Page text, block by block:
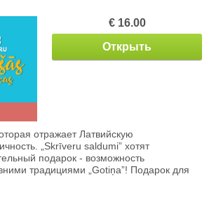
€ 16.00
Открыть
отражает Латвийскую
„Skrīveru saldumi” хотят
подарок - возможность
традициями „Gotiņa”! Подарок для